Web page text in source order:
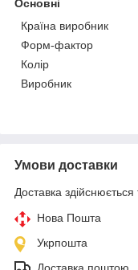
Основні
Країна виробник
Форм-фактор
Колір
Виробник
Умови доставки
Доставка здійснюється
Нова Пошта
Укрпошта
Доставка поштою